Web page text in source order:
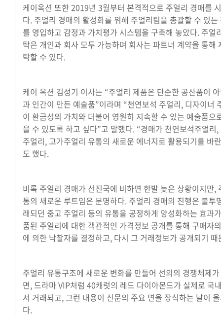
케이옥션 또한 2019년 3월부터 본격적으로 주얼리 경매를
다. 주얼리 경매의 활성화를 위해 주얼리팀을 총괄할 수 있는
를 영입하고 감정과 가치평가 시스템을 구축해 놓았다. 주얼
탁은 개인과 회사 모두 가능하며 회사는 파트너 계약을 통해
탁할 수 있다.
케이 옥션 김성기 이사는 “주얼리 제품은 단순한 공산품이
과 인간이 만든 예술품”이라며 “천연보석 주얼리, 디자이너
이 환금성의 가치와 더불어 영원히 지속할 수 있는 예술품으
을 수 있도록 하고 싶다”고 말했다. “경매가 천연보석주얼리
주얼리, 고가주얼리 유통의 새로운 에너지로 활용되기를 바
도 했다.
비록 주얼리 경매가 선진국에 비하면 한발 늦은 상황이지만,
통의 새로운 루트임은 분명하다. 주얼리 경매의 진행은 불투
래되던 중고 주얼리 등의 유통을 공정하게 양성화하는 효과
품된 주얼리에 대한 객관적인 가격정보 공개를 통해 구매자
에 의한 낙찰자를 결정하고, 다시 그 거래정보가 공개되기 때
주얼리 유통구조에 새로운 변화를 만들어 선의의 경쟁체제
면, 드라마 VIP처럼 40캐럿의 레드 다이아몬드가 실제로 국
서 거래되고, 그런 내용이 신문의 주요 면을 장식하는 날이
다.